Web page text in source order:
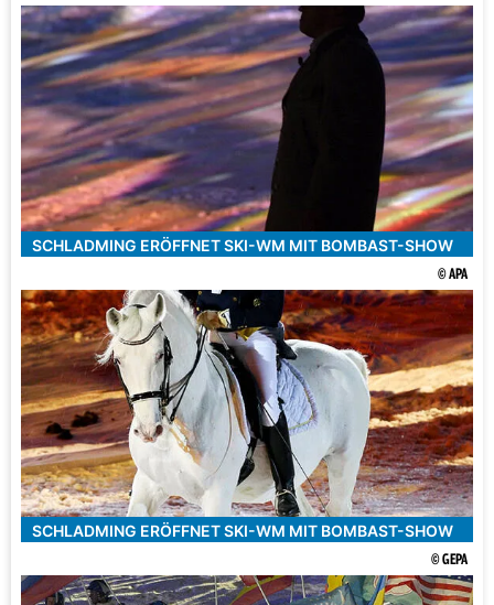
SCHLADMING ERÖFFNET SKI-WM MIT BOMBAST-SHOW
© APA
SCHLADMING ERÖFFNET SKI-WM MIT BOMBAST-SHOW
© GEPA